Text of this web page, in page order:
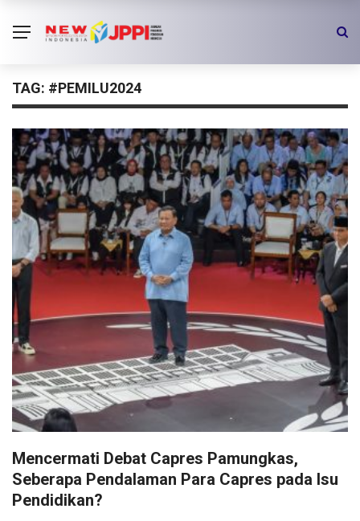
TAG: #PEMILU2024
Mencermati Debat Capres Pamungkas,
Seberapa Pendalaman Para Capres pada Isu
Pendidikan?